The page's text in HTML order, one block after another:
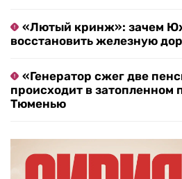
«Лютый кринж»: зачем
восстановить железную
«Генератор сжег две
происходит в затопленном
Тюменью